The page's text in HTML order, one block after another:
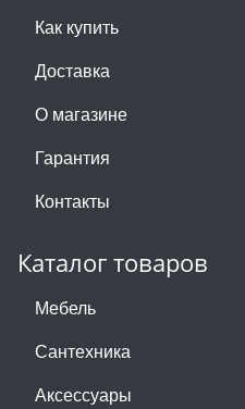
Как купить
Доставка
О магазине
Гарантия
Контакты
Каталог товаров
Мебель
Сантехника
Аксессуары